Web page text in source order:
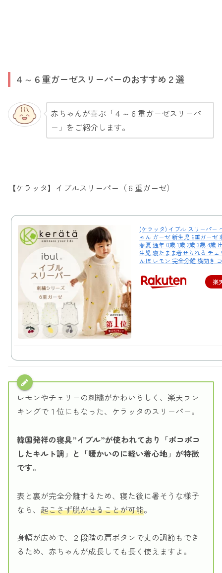
４～６重ガーゼスリーパーのおすすめ２選
赤ちゃんが喜ぶ「４～６重ガーゼスリーパ
ー」をご紹介します。
【ケラッタ】イブルスリーパー（６重ガーゼ）
(ケラッタ) イブル スリーパー
ゃん ガーゼ 新生児 6重ガーゼ
春夏 通年 0歳 1歳 2歳 3歳 4歳
生児 寝たまま着せられる チェ
んぼ レモン 完全分離 横開き
楽
レモンやチェリーの刺繍がかわいらしく、楽天ラン
キングで１位にもなった、ケラッタのスリーパー。
韓国発祥の寝具”イブル”が使われており「ポコポコ
したキルト調」と「暖かいのに軽い着心地」が特徴
です。
表と裏が完全分離するため、寝た後に暑そうな様子
なら、 起こさず脱がせることが可能。
身幅が広めで、２段階の肩ボタンで丈の調節もでき
るため、赤ちゃんが成長しても長く使えますよ。